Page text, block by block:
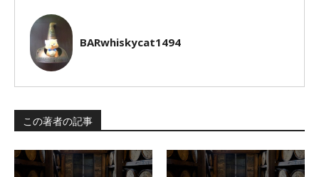
BARwhiskycat1494
この著者の記事